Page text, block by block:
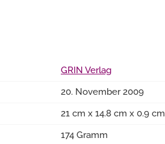
GRIN Verlag
20. November 2009
21 cm x 14.8 cm x 0.9 cm
174 Gramm